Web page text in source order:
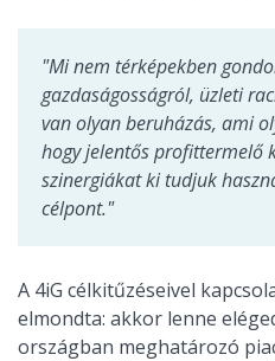
"Mi nem térképekben
gazdaságosságról, üzleti
van olyan beruházás, ami
hogy jelentős profittermelő
szinergiákat ki tudjuk
célpont."
A 4iG célkitűzéseivel
elmondta: akkor lenne
országban meghatározó